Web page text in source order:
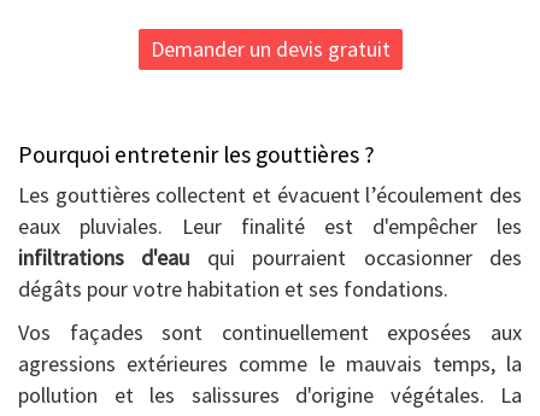
Demander un devis gratuit
Pourquoi entretenir les gouttières ?
Les gouttières collectent et évacuent l’écoulement des
eaux pluviales. Leur finalité est d'empêcher les
infiltrations d'eau qui pourraient occasionner des
dégâts pour votre habitation et ses fondations.
Vos façades sont continuellement exposées aux
agressions extérieures comme le mauvais temps, la
pollution et les salissures d'origine végétales. La